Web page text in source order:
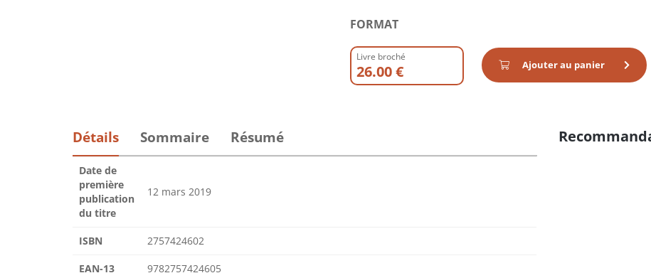
FORMAT
Livre broché
26.00 € Ajouter au panier
Détails Sommaire Résumé
Date de
première
publication
du titre
12 mars 2019
ISBN 2757424602
EAN-13 9782757424605